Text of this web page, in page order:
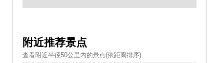
附近推荐景点
查看附近半径50公里內的景点(依距离排序)